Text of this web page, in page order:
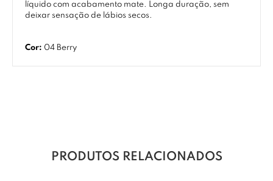
líquido com acabamento mate. Longa duração, sem
deixar sensação de lábios secos.
Cor: 04 Berry
PRODUTOS RELACIONADOS